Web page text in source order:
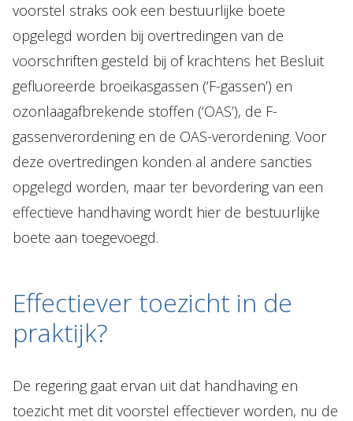
voorstel straks ook een bestuurlijke boete
opgelegd worden bij overtredingen van de
voorschriften gesteld bij of krachtens het Besluit
gefluoreerde broeikasgassen (‘F-gassen’) en
ozonlaagafbrekende stoffen (‘OAS’), de F-
gassenverordening en de OAS-verordening. Voor
deze overtredingen konden al andere sancties
opgelegd worden, maar ter bevordering van een
effectieve handhaving wordt hier de bestuurlijke
boete aan toegevoegd.
Effectiever toezicht in de
praktijk?
De regering gaat ervan uit dat handhaving en
toezicht met dit voorstel effectiever worden, nu de